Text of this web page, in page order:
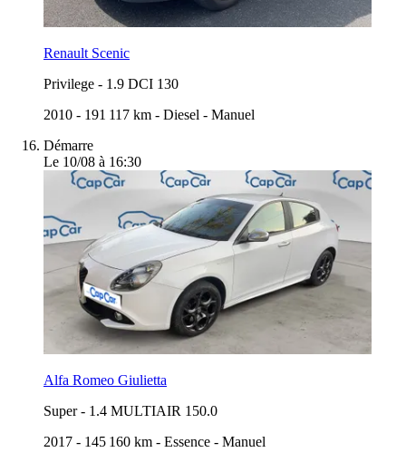
Renault Scenic
Privilege - 1.9 DCI 130
2010 - 191 117 km - Diesel - Manuel
Démarre
Le 10/08 à 16:30
Alfa Romeo Giulietta
Super- 1.4 MULTIAIR 150.0
2017 - 145 160 km - Essence - Manuel